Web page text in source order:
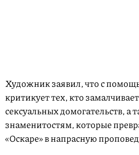
Художник заявил, что с
критикует тех, кто
сексуальных домогательств, а
знаменитостям, которые
«Оскаре» в напрасную